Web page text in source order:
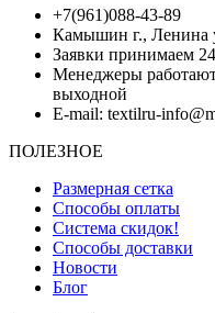
+7(961)088-43-89
Камышин г., Ленина
Заявки принимаем
Менеджеры
выходной
E-mail: textilru-
ПОЛЕЗНОЕ
Размерная сетка
Способы оплаты
Система скидок!
Способы доставки
Новости
Блог